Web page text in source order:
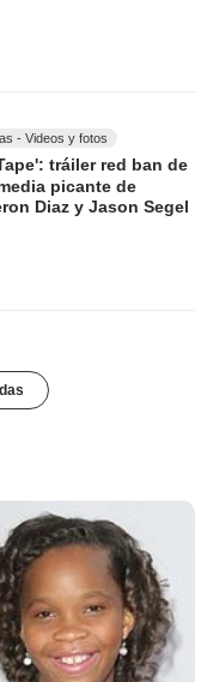
- Videos y fotos
tráiler red ban de
picante de
Diaz y Jason Segel